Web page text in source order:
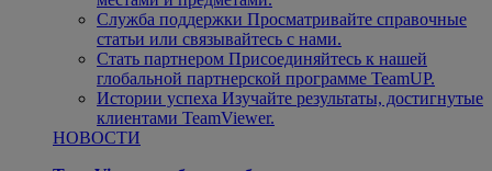
Служба поддержки Просматривайте справочные
статьи или связывайтесь с нами.
Стать партнером Присоединяйтесь к нашей
глобальной партнерской программе TeamUP.
Истории успеха Изучайте результаты, достигнутые
клиентами TeamViewer.
НОВОСТИ